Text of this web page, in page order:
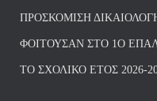
ΠΡΟΣΚΌΜΙΣΗ
ΦΟΙΤΟΎΣΑΝ ΣΤΟ 1Ο
ΤΟ ΣΧΟΛΙΚΌ ΈΤΟΣ 2026-